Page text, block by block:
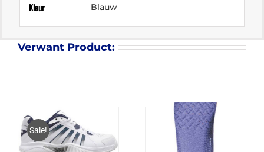
Kleur Blauw
Verwant Product:
Sale!